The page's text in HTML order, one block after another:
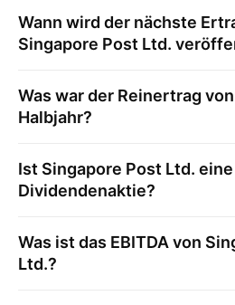
Wann wird der nächste
Singapore Post Ltd.
Was war der Reinertrag von
Halbjahr?
Ist Singapore Post Ltd.
Dividendenaktie?
Was ist das EBITDA von
Ltd.?